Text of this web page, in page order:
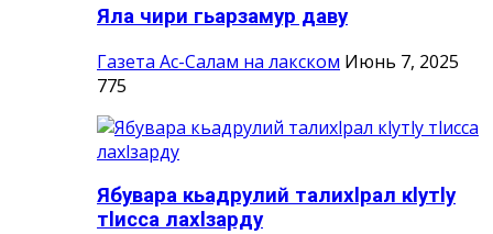
Яла чири гьарзамур даву
Газета Ас-Салам на лакском Июнь 7, 2025
775
Ябувара кьадрулий талихlрал кlутlу
тlисса лахlзарду